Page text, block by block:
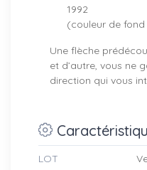
1992
(couleur de
Une flèche
et d’autre, vous ne
direction qui vous
LOT